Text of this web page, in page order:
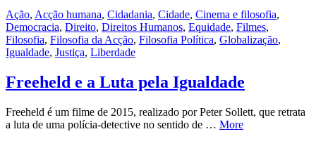
Ação, Acção humana, Cidadania, Cidade, Cinema e filosofia,
Democracia, Direito, Direitos Humanos, Equidade, Filmes,
Filosofia, Filosofia da Acção, Filosofia Política, Globalização,
Igualdade, Justiça, Liberdade
Freeheld e a Luta pela Igualdade
Freeheld é um filme de 2015, realizado por Peter Sollett, que retrata
a luta de uma polícia-detective no sentido de … More